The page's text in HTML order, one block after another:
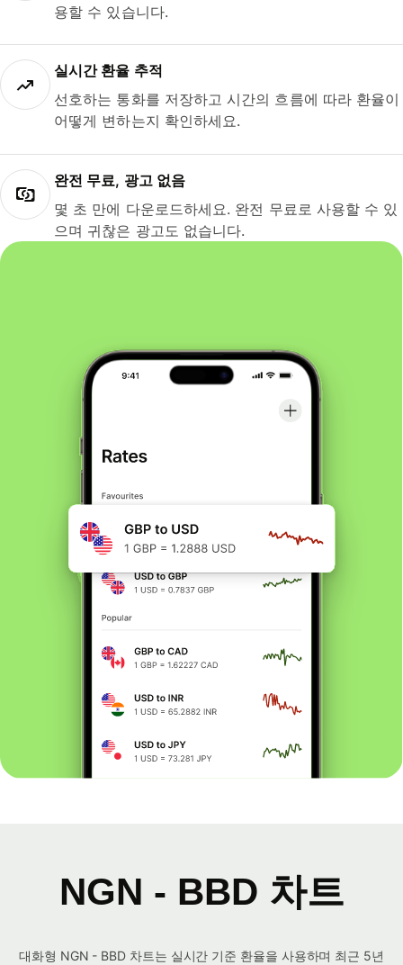
용할 수 있습니다.
실시간 환율 추적
선호하는 통화를 저장하고 시간의 흐름에 따라 환율이
어떻게 변하는지 확인하세요.
완전 무료, 광고 없음
몇 초 만에 다운로드하세요. 완전 무료로 사용할 수 있
으며 귀찮은 광고도 없습니다.
NGN - BBD 차트
대화형 NGN - BBD 차트는 실시간 기준 환율을 사용하며 최근 5년